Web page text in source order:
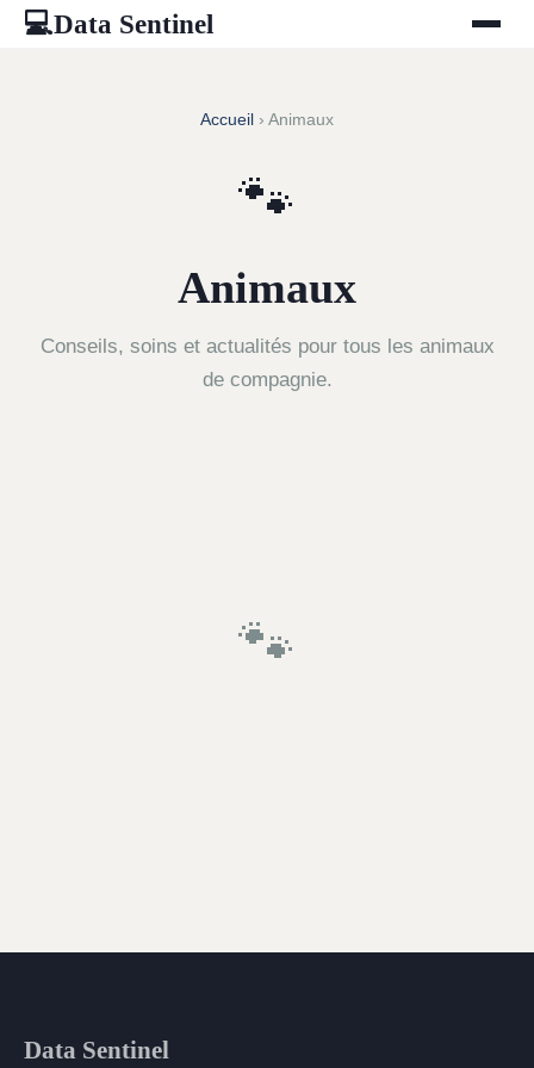
💻Data Sentinel
Accueil › Animaux
🐾
Animaux
Conseils, soins et actualités pour tous les animaux
de compagnie.
🐾
Data Sentinel